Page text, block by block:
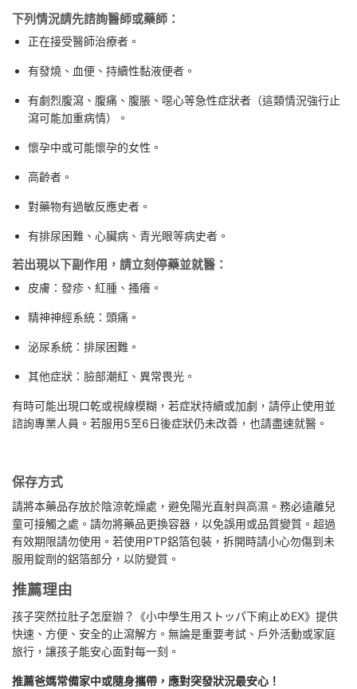
下列情況請先諮詢醫師或藥師：
正在接受醫師治療者。
有發燒、血便、持續性黏液便者。
有劇烈腹瀉、腹痛、腹脹、噁心等急性症狀者（這類情況強行止
瀉可能加重病情）。
懷孕中或可能懷孕的女性。
高齡者。
對藥物有過敏反應史者。
有排尿困難、心臟病、青光眼等病史者。
若出現以下副作用，請立刻停藥並就醫：
皮膚：發疹、紅腫、搔癢。
精神神經系統：頭痛。
泌尿系統：排尿困難。
其他症狀：臉部潮紅、異常畏光。
有時可能出現口乾或視線模糊，若症狀持續或加劇，請停止使用並
諮詢專業人員。若服用5至6日後症狀仍未改善，也請盡速就醫。
保存方式
請將本藥品存放於陰涼乾燥處，避免陽光直射與高濕。務必遠離兒
童可接觸之處。請勿將藥品更換容器，以免誤用或品質變質。超過
有效期限請勿使用。若使用PTP鋁箔包裝，拆開時請小心勿傷到未
服用錠劑的鋁箔部分，以防變質。
推薦理由
孩子突然拉肚子怎麼辦？《小中學生用ストッパ下痢止めEX》提供
快速、方便、安全的止瀉解方。無論是重要考試、戶外活動或家庭
旅行，讓孩子能安心面對每一刻。
推薦爸媽常備家中或隨身攜帶，應對突發狀況最安心！